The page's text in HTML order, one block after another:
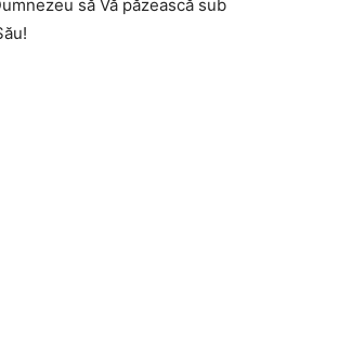
să Vă păzească sub